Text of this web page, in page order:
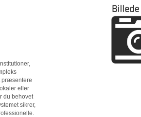
præsentere
eller
du behovet
sikrer,